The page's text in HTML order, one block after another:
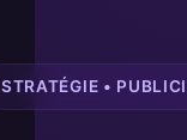
STRATÉGIE •